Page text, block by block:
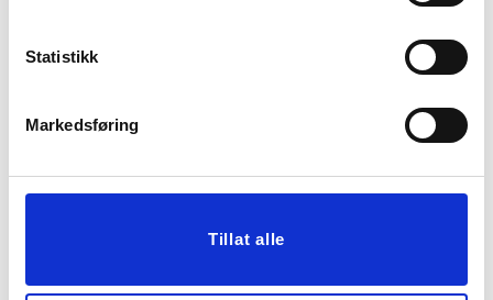
Statistikk
Markedsføring
Tillat alle
42X42CM GRØNN
HØSTBLOMST